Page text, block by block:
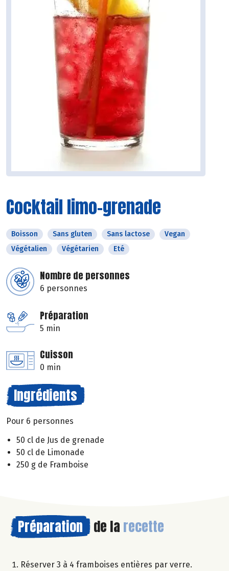
Cocktail limo-grenade
Boisson Sans gluten Sans lactose
Vegan
Végétalien
Végétarien Eté
Nombre de personnes
6 personnes
Préparation
5 min
Cuisson
0 min
Ingrédients
Pour 6 personnes
50 cl de Jus de grenade
50 cl de Limonade
250 g de Framboise
Préparation de la recette
Réserver 3 à 4 framboises entières par verre.